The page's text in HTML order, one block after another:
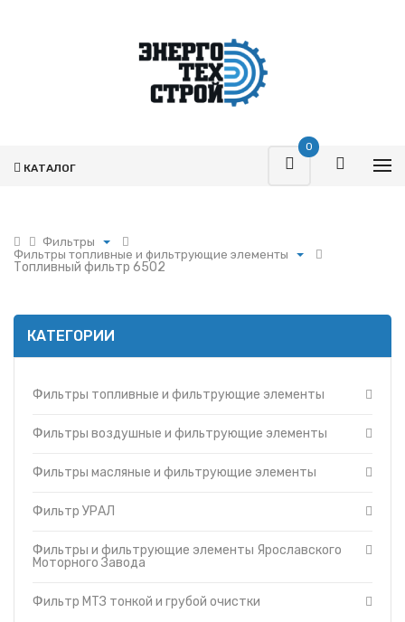
0
КАТАЛОГ
Фильтры
Поршневая
Фильтры
Гидромоторы
Насосы
Вкладыши
О компании
Доставка
Фильтры топливные и фильтрующие элементы
Фильтры топливные и фильтрующие элементы
Фильтры и фильтрующие элементы МАЗ
Фильтры и фильтрующие элементы Ярославского
Фильтры и фильтрующие элементы ЗМЗ
Фильтры и фильтрующие элементы ГАЗ
Фильтры и фильтрующие элементы Iveco
Топливный фильтр 6502
КАТЕГОРИИ
Фильтры топливные и фильтрующие элементы
Фильтры воздушные и фильтрующие элементы
Фильтры масляные и фильтрующие элементы
Фильтр УРАЛ
Фильтры и фильтрующие элементы Ярославского
Моторного Завода
Фильтр МТЗ тонкой и грубой очистки